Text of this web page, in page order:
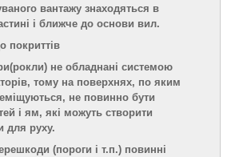
вантажу знаходяться в
і ближче до основи вил.
покриттів
(рокли) не обладнані системою
тому на поверхнях, по яким
не повинно бути
і ям, які можуть створити
для руху.
(пороги і т.п.) повинні